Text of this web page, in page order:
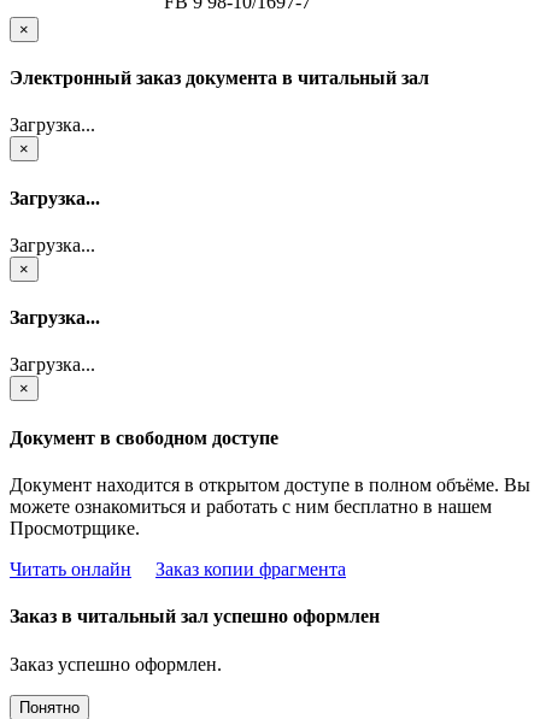
×
Электронный заказ документа в читальный зал
Загрузка...
×
Загрузка...
Загрузка...
×
Загрузка...
Загрузка...
×
Документ в свободном доступе
Документ находится в открытом доступе в полном объёме. Вы
можете ознакомиться и работать с ним бесплатно в нашем
Просмотрщике.
Читать онлайн
Заказ копии фрагмента
Заказ в читальный зал успешно оформлен
Заказ успешно оформлен.
Понятно